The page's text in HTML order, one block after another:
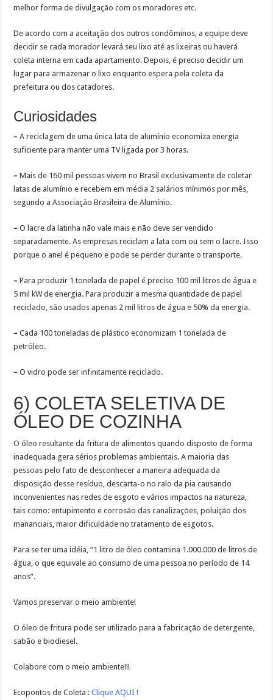
melhor forma de divulgação com os moradores etc.
De acordo com a aceitação dos outros condôminos, a equipe deve
decidir se cada morador levará seu lixo até as lixeiras ou haverá
coleta interna em cada apartamento. Depois, é preciso decidir um
lugar para armazenar o lixo enquanto espera pela coleta da
prefeitura ou dos catadores.
Curiosidades
– A reciclagem de uma única lata de alumínio economiza energia
suficiente para manter uma TV ligada por 3 horas.
– Mais de 160 mil pessoas vivem no Brasil exclusivamente de coletar
latas de alumínio e recebem em média 2 salários mínimos por mês,
segundo a Associação Brasileira de Alumínio.
–O lacre da latinha não vale mais e não deve ser vendido
separadamente. As empresas reciclam a lata com ou sem o lacre. Isso
porque o anel é pequeno e pode se perder durante o transporte.
– Para produzir 1 tonelada de papel é preciso 100 mil litros de água e
5 mil kW de energia. Para produzir a mesma quantidade de papel
reciclado, são usados apenas 2 mil litros de água e 50% da energia.
– Cada 100 toneladas de plástico economizam 1 tonelada de
petróleo.
–O vidro pode ser infinitamente reciclado.
6) COLETA SELETIVA DE
ÓLEO DE COZINHA
O óleo resultante da fritura de alimentos quando disposto de forma
inadequada gera sérios problemas ambientais. A maioria das
pessoas pelo fato de desconhecer a maneira adequada da
disposição desse resíduo, descarta-o no ralo da pia causando
inconvenientes nas redes de esgoto e vários impactos na natureza,
tais como: entupimento e corrosão das canalizações, poluição dos
mananciais, maior dificuldade no tratamento de esgotos.
Para se ter uma idéia, “1 litro de óleo contamina 1.000.000 de litros de
água, o que equivale ao consumo de uma pessoa no período de 14
anos”.
Vamos preservar o meio ambiente!
O óleo de fritura pode ser utilizado para a fabricação de detergente,
sabão e biodiesel.
Colabore com o meio ambiente!!!
Ecopontos de Coleta :Clique AQUI !